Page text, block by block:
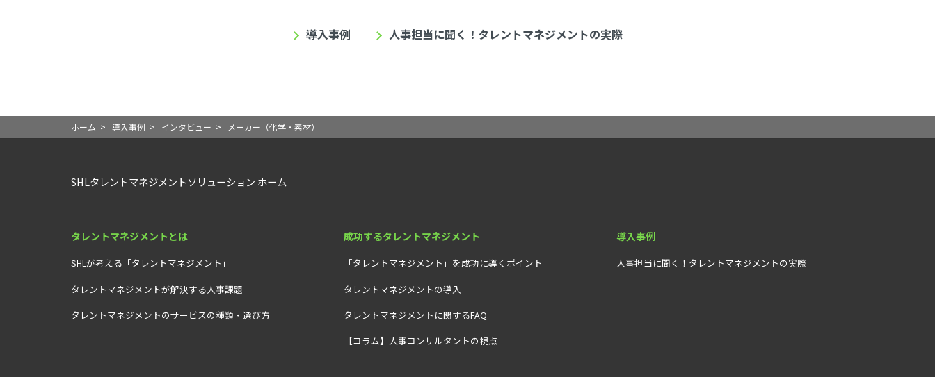
導入事例 人事担当に聞く！タレントマネジメントの実際
ホーム > 導入事例 > インタビュー > メーカー（化学・素材）
SHLタレントマネジメントソリューション ホーム
タレントマネジメントとは
SHLが考える「タレントマネジメント」
タレントマネジメントが解決する人事課題
タレントマネジメントのサービスの種類・選び方
成功するタレントマネジメント
「タレントマネジメント」を成功に導くポイント
タレントマネジメントの導入
タレントマネジメントに関するFAQ
【コラム】人事コンサルタントの視点
導入事例
人事担当に聞く！タレントマネジメントの実際